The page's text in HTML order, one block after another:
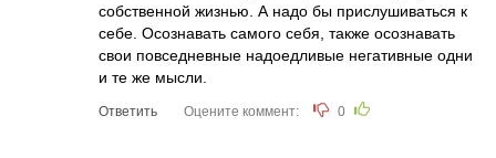
собственной жизнью. А надо бы прислушиваться к
себе. Осознавать самого себя, также осознавать
свои повседневные надоедливые негативные одни
и те же мысли.
Ответить Оцените коммент: 0